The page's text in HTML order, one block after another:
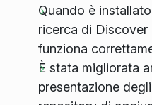
Quando è
ricerca di Discover
funziona
È stata migliorata
presentazione